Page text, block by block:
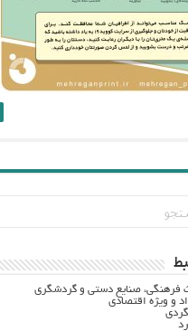
فرهنگي، صنایع دستی و گردشگري
و ویژه اقتصادی